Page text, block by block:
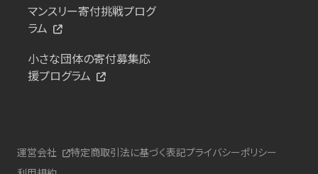
マンスリー寄付挑戦プログ
ラム
小さな団体の寄付募集応
援プログラム
運営会社 特定商取引法に基づく表記プライバシーポリシー